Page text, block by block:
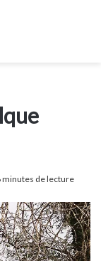
minutes de lecture